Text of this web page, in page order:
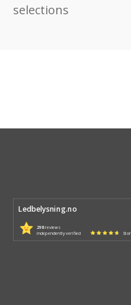
selections
Ledbelysning.no
298reviews
independently verified